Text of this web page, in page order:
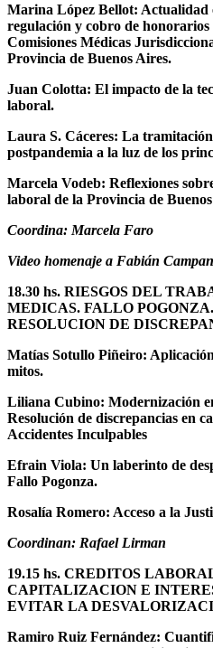
Marina López Bellot: Actualidad
regulación y cobro de
Comisiones Médicas
Provincia de Buenos Aires.
Juan Colotta: El impacto de la
laboral.
Laura S. Cáceres: La
postpandemia a la luz de los
Marcela Vodeb: Reflexiones
laboral de la Provincia de
Coordina: Marcela Faro
Video homenaje a Fabián
18.30 hs. RIESGOS DEL
MEDICAS. FALLO
RESOLUCION DE
Matías Sotullo Piñeiro:
mitos.
Liliana Cubino: Modernización
Resolución de discrepancias en
Accidentes Inculpables
Efrain Viola: Un laberinto de
Fallo Pogonza.
Rosalía Romero: Acceso a la
Coordinan: Rafael Lirman
19.15 hs. CREDITOS
CAPITALIZACION E
EVITAR LA
Ramiro Ruiz Fernández: